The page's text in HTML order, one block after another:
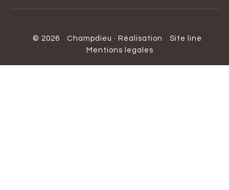
© 2026 Champdieu · Réalisation
Site line
Mentions legales